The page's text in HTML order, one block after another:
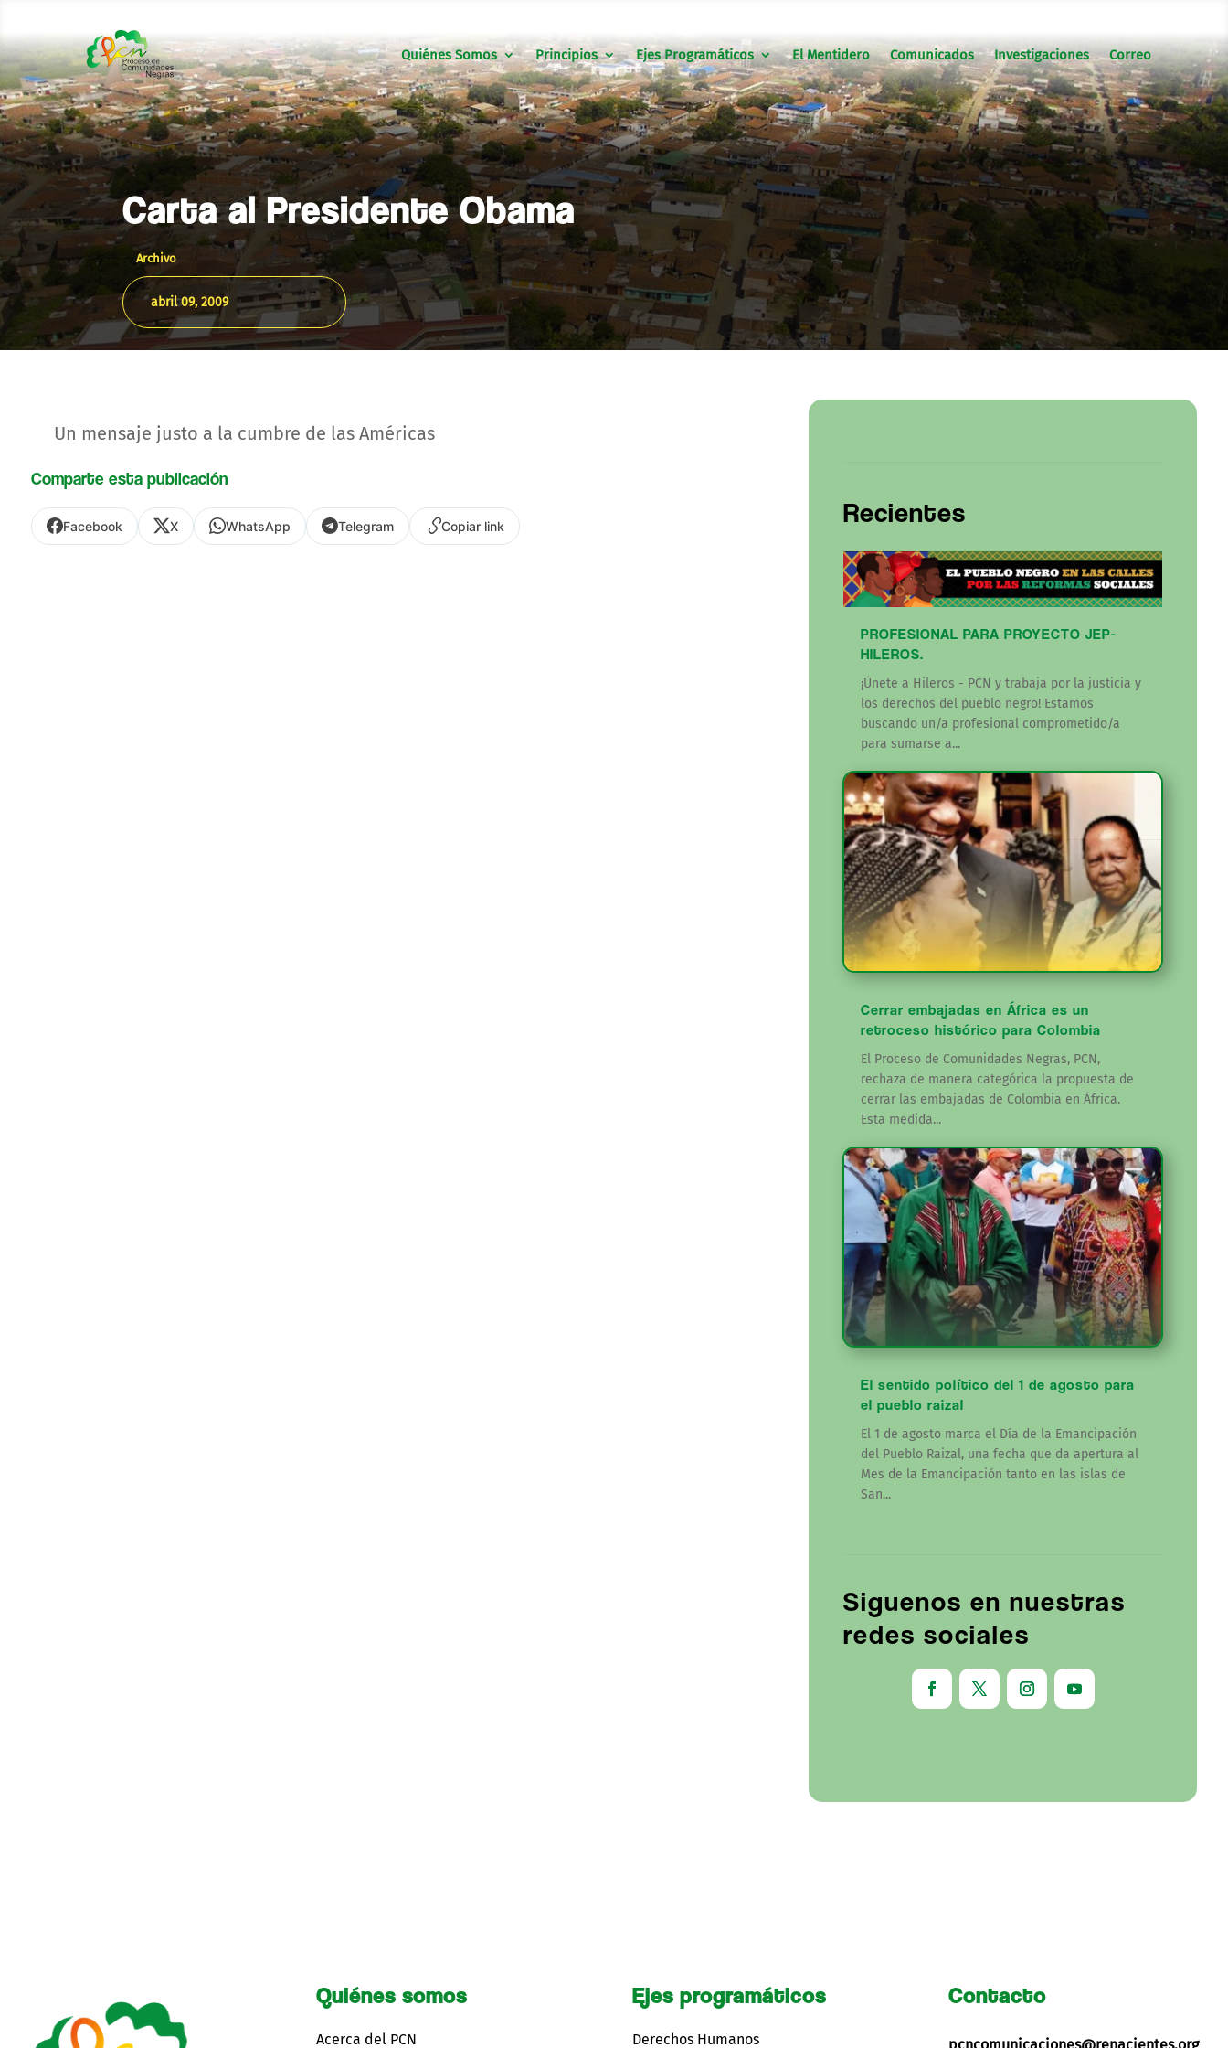
Quiénes Somos Principios Ejes Programáticos El Mentidero Comunicados Investigaciones Correo
Carta al Presidente Obama
Archivo
abril 09, 2009
Un mensaje justo a la cumbre de las Américas
Comparte esta publicación
Facebook X WhatsApp Telegram Copiar link Recientes
PROFESIONAL PARA PROYECTO JEP-
HILEROS.
¡Únete a Hileros - PCN y trabaja por la justicia y
los derechos del pueblo negro! Estamos
buscando un/a profesional comprometido/a
para sumarse a...
Cerrar embajadas en África es un
retroceso histórico para Colombia
El Proceso de Comunidades Negras, PCN,
rechaza de manera categórica la propuesta de
cerrar las embajadas de Colombia en África.
Esta medida...
El sentido político del 1 de agosto para
el pueblo raizal
El 1 de agosto marca el Día de la Emancipación
del Pueblo Raizal, una fecha que da apertura al
Mes de la Emancipación tanto en las islas de
San...
Siguenos en nuestras
redes sociales
Quiénes somos
Acerca del PCN
Ejes programáticos
Derechos Humanos
Contacto